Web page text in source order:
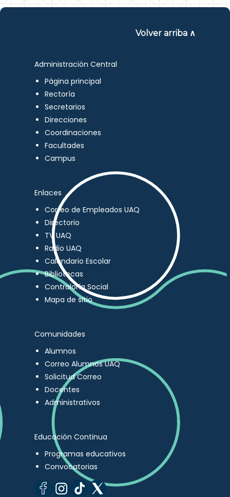
Volver arriba ∧
Administración Central
Página principal
Rectoría
Secretarios
Direcciones
Coordinaciones
Facultades
Campus
Enlaces
Correo de Empleados UAQ
Directorio
TV UAQ
Radio UAQ
Calendario Escolar
Bibliotecas
Contraloría Social
Mapa de sitio
Comunidades
Alumnos
Correo Alumnos UAQ
Solicitud Correo
Docentes
Administrativos
Educación Continua
Programas educativos
Convocatorias